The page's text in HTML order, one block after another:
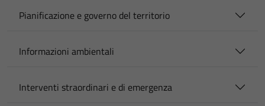
Pianificazione e governo del territorio
Informazioni ambientali
Interventi straordinari e di emergenza